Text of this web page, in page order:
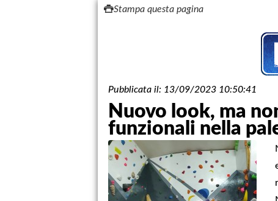
Stampa questa pagina
Pubblicata il: 13/09/2023 10:50:41
Nuovo look, ma
funzionali nella